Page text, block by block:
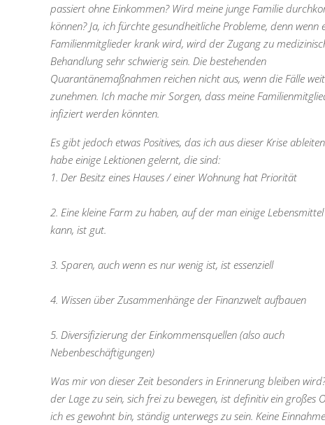
passiert ohne Einkommen? Wird meine junge Familie
können? Ja, ich fürchte gesundheitliche Probleme, denn wenn
Familienmitglieder krank wird, wird der Zugang zu
Behandlung sehr schwierig sein. Die bestehenden
Quarantänemaßnahmen reichen nicht aus, wenn die Fälle
zunehmen. Ich mache mir Sorgen, dass meine
infiziert werden könnten.
Es gibt jedoch etwas Positives, das ich aus dieser Krise
habe einige Lektionen gelernt, die sind:
1. Der Besitz eines Hauses / einer Wohnung hat Priorität
2. Eine kleine Farm zu haben, auf der man einige
kann, ist gut.
3. Sparen, auch wenn es nur wenig ist, ist essenziell
4. Wissen über Zusammenhänge der Finanzwelt aufbauen
5. Diversifizierung der Einkommensquellen (also auch
Nebenbeschäftigungen)
Was mir von dieser Zeit besonders in Erinnerung bleiben
der Lage zu sein, sich frei zu bewegen, ist definitiv ein großes
ich es gewohnt bin, ständig unterwegs zu sein. Keine